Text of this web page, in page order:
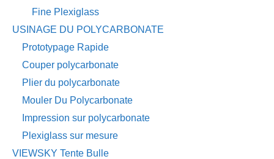
Fine Plexiglass
USINAGE DU POLYCARBONATE
Prototypage Rapide
Couper polycarbonate
Plier du polycarbonate
Mouler Du Polycarbonate
Impression sur polycarbonate
Plexiglass sur mesure
VIEWSKY Tente Bulle